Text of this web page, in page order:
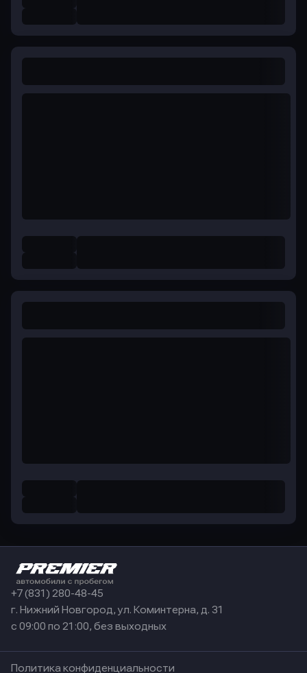
+7 (831) 280-48-45
г. Нижний Новгород, ул. Коминтерна, д. 31
с 09:00 по 21:00, без выходных
Политика конфиденциальности